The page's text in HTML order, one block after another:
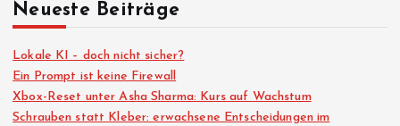
Neueste Beiträge
Lokale KI – doch nicht sicher?
Ein Prompt ist keine Firewall
Xbox-Reset unter Asha Sharma: Kurs auf Wachstum
Schrauben statt Kleber: erwachsene Entscheidungen im